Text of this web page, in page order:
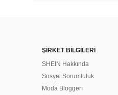
ŞİRKET BİLGİLERİ
SHEIN Hakkında
Sosyal Sorumluluk
Moda Bloggerı